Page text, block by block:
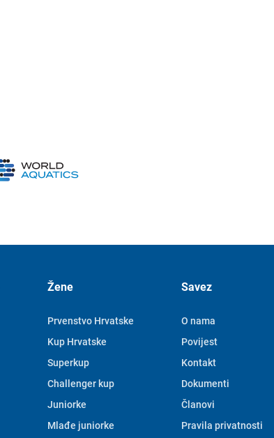
Žene
Prvenstvo Hrvatske
Kup Hrvatske
Superkup
Challenger kup
Juniorke
Mlađe juniorke
Savez
O nama
Povijest
Kontakt
Dokumenti
Članovi
Pravila privatnosti